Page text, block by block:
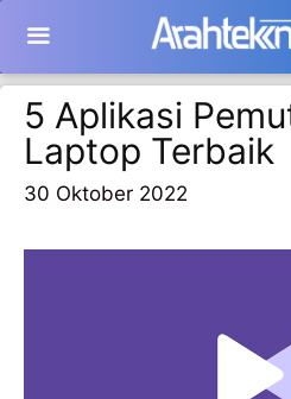
isi
5 Aplikasi
Laptop Terbaik
30 Oktober 2022